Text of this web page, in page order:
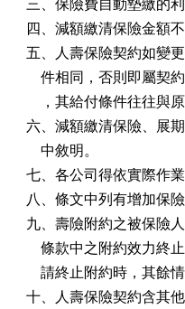
三、保險費自動墊繳的
四、減額繳清保險金額
五、人壽保險契約如變
件相同，否則即屬
，其給付條件往往
六、減額繳清保險、展
    中敘明。
七、各公司得依實際作
八、條文中列有增加保
九、壽險附約之被保險
條款中之附約效力
請終止附約時，其餘
十、人壽保險契約含其